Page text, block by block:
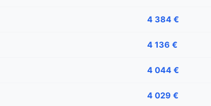
4 384 €
4 136 €
4 044 €
4 029 €